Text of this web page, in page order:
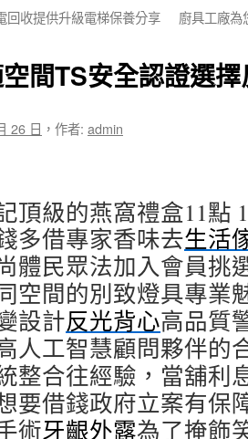
回收提供升級電梯保養分享
廚具工廠為
間TS安全認證選
26 日 ， 作者: admin
頂級的燕窩禮盒11點
多借專家香味去生活
體民眾法加入會員挑
空間的別致燈具專業
設計反光背心高品質
人工智慧顧問夥伴的
整合往經驗，當舖利
要借錢政府立案有保
術牙齦外露為了掩飾